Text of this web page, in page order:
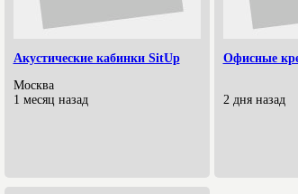
Акустические кабинки SitUp
Москва
1 месяц назад
Офисные
2 дня назад